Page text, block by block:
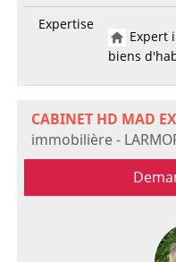
Expertise
Expert
biens
CABINET HD MAD
immobilière -